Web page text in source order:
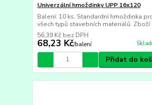
Univerzální hmoždinky UPP 16x120
Balení: 10 ks. Standardní hmoždinka
všech typů stavebních materiálů. Zboží
68,23 Kč/balení
56,39 Kč bez DPH
Přidat do